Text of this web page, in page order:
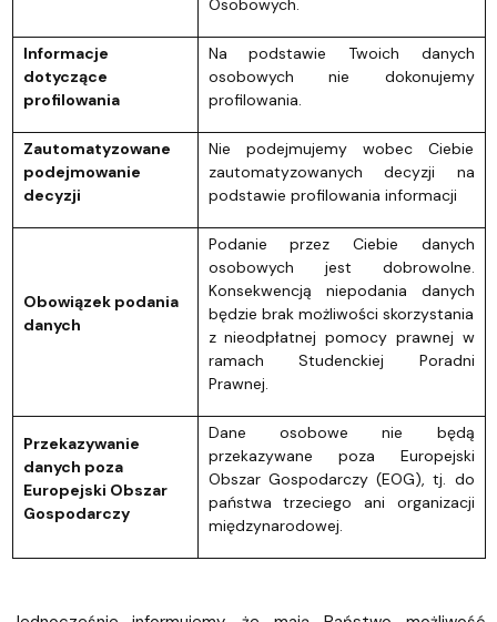
Informacje
dotyczące
profilowania
Na podstawie Twoich danych
osobowych nie dokonujemy
profilowania.
Zautomatyzowane
podejmowanie
decyzji
Nie podejmujemy wobec Ciebie
zautomatyzowanych decyzji na
podstawie profilowania informacji
Obowiązek podania
danych
Podanie przez Ciebie danych
osobowych jest dobrowolne.
Konsekwencją niepodania danych
będzie brak możliwości skorzystania
z nieodpłatnej pomocy prawnej w
ramach Studenckiej Poradni
Prawnej.
Przekazywanie
danych poza
Europejski Obszar
Gospodarczy
Dane osobowe nie będą
przekazywane poza Europejski
Obszar Gospodarczy (EOG), tj. do
państwa trzeciego ani organizacji
międzynarodowej.